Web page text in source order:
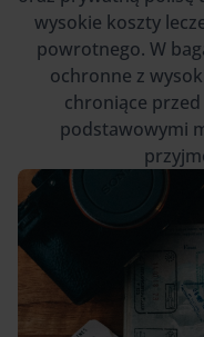
wysokie koszty
powrotnego. W
ochronne z
chroniące
podstawowymi